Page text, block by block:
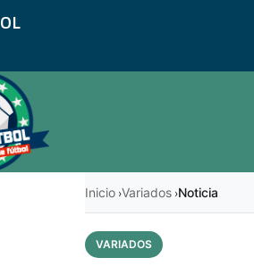
Inicio ›Variados ›Noticia
VARIADOS